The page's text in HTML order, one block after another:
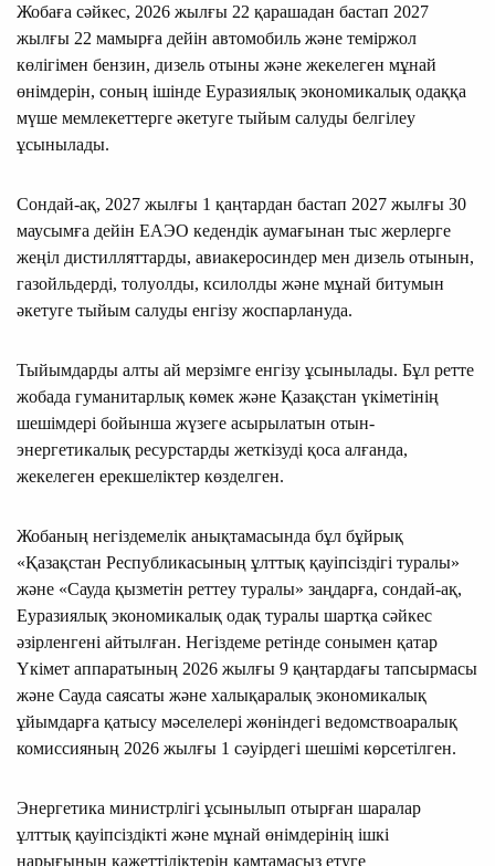
Жобаға сәйкес, 2026 жылғы 22 қарашадан бастап 2027
жылғы 22 мамырға дейін автомобиль және теміржол
көлігімен бензин, дизель отыны және жекелеген мұнай
өнімдерін, соның ішінде Еуразиялық экономикалық одаққа
мүше мемлекеттерге әкетуге тыйым салуды белгілеу
ұсынылады.
Сондай-ақ, 2027 жылғы 1 қаңтардан бастап 2027 жылғы 30
маусымға дейін ЕАЭО кедендік аумағынан тыс жерлерге
жеңіл дистилляттарды, авиакеросиндер мен дизель отынын,
газойльдерді, толуолды, ксилолды және мұнай битумын
әкетуге тыйым салуды енгізу жоспарлануда.
Тыйымдарды алты ай мерзімге енгізу ұсынылады. Бұл ретте
жобада гуманитарлық көмек және Қазақстан үкіметінің
шешімдері бойынша жүзеге асырылатын отын-
энергетикалық ресурстарды жеткізуді қоса алғанда,
жекелеген ерекшеліктер көзделген.
Жобаның негіздемелік анықтамасында бұл бұйрық
«Қазақстан Республикасының ұлттық қауіпсіздігі туралы»
және «Сауда қызметін реттеу туралы» заңдарға, сондай-ақ,
Еуразиялық экономикалық одақ туралы шартқа сәйкес
әзірленгені айтылған. Негіздеме ретінде сонымен қатар
Үкімет аппаратының 2026 жылғы 9 қаңтардағы тапсырмасы
және Сауда саясаты және халықаралық экономикалық
ұйымдарға қатысу мәселелері жөніндегі ведомствоаралық
комиссияның 2026 жылғы 1 сәуірдегі шешімі көрсетілген.
Энергетика министрлігі ұсынылып отырған шаралар
ұлттық қауіпсіздікті және мұнай өнімдерінің ішкі
нарығының қажеттіліктерін қамтамасыз етуге